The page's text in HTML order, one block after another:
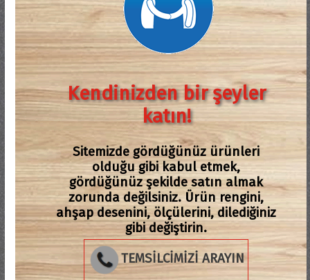
Kendinizden bir şeyler
katın!
Sitemizde gördüğünüz ürünleri
olduğu gibi kabul etmek,
gördüğünüz şekilde satın almak
zorunda değilsiniz. Ürün rengini,
ahşap desenini, ölçülerini, dilediğiniz
gibi değiştirin.
TEMSİLCİMİZİ ARAYIN